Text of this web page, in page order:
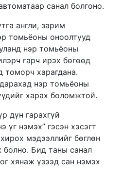
санал болгоно.
англи, зарим
томьёоны оноолтууд
нэр томьёоны
гарч ирэх бөгөөд
томорч харагдана.
нэр томьёоны
харах боломжтой.
дүн гарахгүй
үг нэмэх” гэсэн хэсэгт
мэдээллийг бөглөн
болно. Бид таны санал
хянаж үзээд сан нэмэх